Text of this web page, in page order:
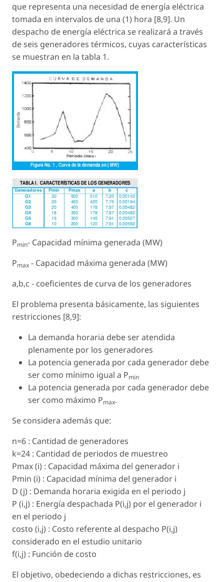
que representa una necesidad de energía eléctrica
tomada en intervalos de una (1) hora [8,9]. Un
despacho de energía eléctrica se realizará a través
de seis generadores térmicos, cuyas características
se muestran en la tabla 1.
Pmin- Capacidad mínima generada (MW)
Pmax - Capacidad máxima generada (MW)
a,b,c - coeficientes de curva de los generadores
El problema presenta básicamente, las siguientes
restricciones [8,9]:
La demanda horaria debe ser atendida
plenamente por los generadores
La potencia generada por cada generador debe
ser como mínimo igual a Pmin
La potencia generada por cada generador debe
ser como máximo Pmax.
Se considera además que:
n=6 : Cantidad de generadores
k=24 : Cantidad de periodos de muestreo
Pmax (i) : Capacidad máxima del generador i
Pmin (i) : Capacidad mínima del generador i
D (j) : Demanda horaria exigida en el periodo j
P (i,j) : Energía despachada P(i,j) por el generador i
en el periodo j
costo (i,j) : Costo referente al despacho P(i,j)
considerado en el estudio unitario
f(i,j) : Función de costo
El objetivo, obedeciendo a dichas restricciones, es